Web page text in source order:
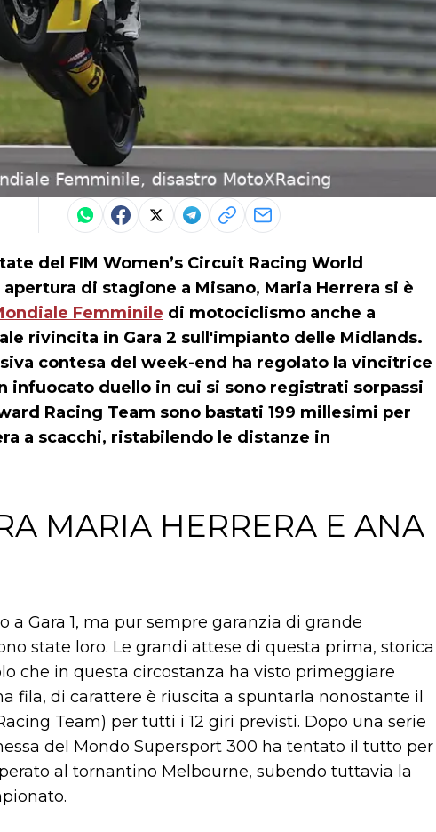
del FIM Women’s Circuit Racing World
di stagione a Misano, Maria Herrera si è
Femminile di motociclismo anche a
rivincita in Gara 2 sull'impianto delle Midlands.
contesa del week-end ha regolato la vincitrice
infuocato duello in cui si sono registrati sorpassi
Racing Team sono bastati 199 millesimi per
a scacchi, ristabilendo le distanze in
MARIA HERRERA E ANA
Gara 1, ma pur sempre garanzia di grande
state loro. Le grandi attese di questa prima, storica
che in questa circostanza ha visto primeggiare
fila, di carattere è riuscita a spuntarla nonostante il
Team) per tutti i 12 giri previsti. Dopo una serie
del Mondo Supersport 300 ha tentato il tutto per
al tornantino Melbourne, subendo tuttavia la